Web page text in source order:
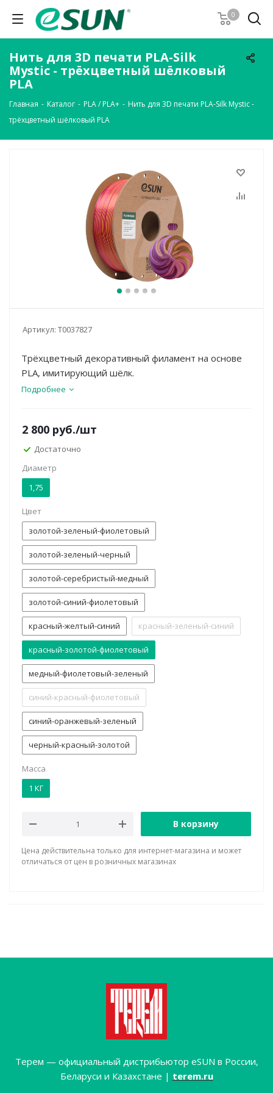
0
Нить для 3D печати PLA-Silk
Mystic - трёхцветный шёлковый
PLA
Главная - Каталог - PLA / PLA+ - Нить для 3D печати PLA-Silk Mystic -
трёхцветный шёлковый PLA
Артикул: Т0037827
Трёхцветный декоративный филамент на основе
PLA, имитирующий шёлк.
Подробнее
2 800 руб./шт
Достаточно
Диаметр
1,75
Цвет
золотой-зеленый-фиолетовый
золотой-зеленый-черный
золотой-серебристый-медный
золотой-синий-фиолетовый
красный-желтый-синий красный-зеленый-синий
красный-золотой-фиолетовый
медный-фиолетовый-зеленый
синий-красный-фиолетовый
синий-оранжевый-зеленый
черный-красный-золотой
Масса
1 КГ
В корзину
Цена действительна только для интернет-магазина и может
отличаться от цен в розничных магазинах
Терем — официальный дистрибьютор eSUN в России,
Беларуси и Казахстане | terem.ru